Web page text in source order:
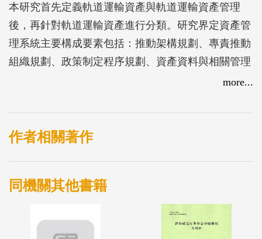
本研究首先定義軌道運輸資產與軌道運輸資產管理
後，再針對軌道運輸資產進行分類。研究界定資產管
理系統主要構成要素包括：推動架構規劃、專責推動
組織規劃、政策制定程序規劃、資產資料與相關管理
系統建置、資產管理績效評量與風險管理模式、方案
本研究以系統化邏輯，建立軌道資產管理系統程序，
並做為建立國內軌道運輸資產管理制度之依據。為建
外，並研議適合國內現行體制資產管理組織架構層級
more...
作者相關著作
同機關其他書籍